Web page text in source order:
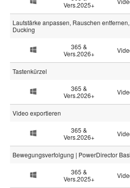
Vers.2025+
Lautstärke anpassen, Rauschen
Ducking
365 &
Vers.2026+
Tastenkürzel
365 &
Vers.2026+
Video exportieren
365 &
Vers.2026+
Bewegungsverfolgung | PowerDirector
365 &
Vers.2025+